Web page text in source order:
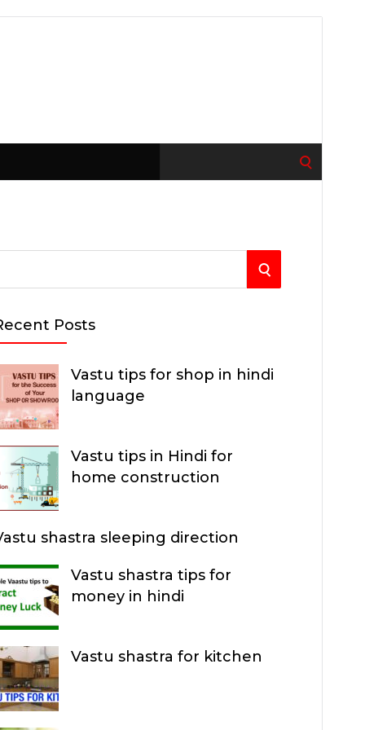
for:
S
R
Posts
Vastu tips for shop in hindi
language
Vastu tips in Hindi for
home construction
shastra sleeping direction
Vastu shastra tips for
money in hindi
Vastu shastra for kitchen